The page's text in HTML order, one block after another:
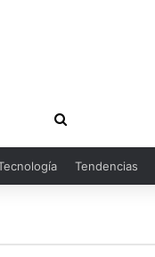
Buscar
por
Tendencias